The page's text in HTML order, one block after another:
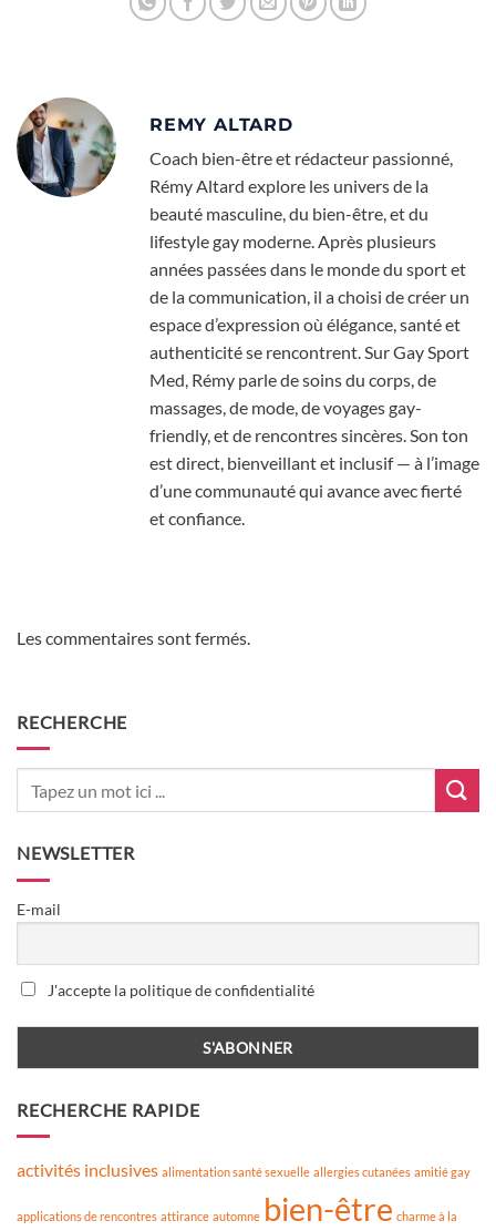
REMY ALTARD
Coach bien-être et rédacteur passionné,
Rémy Altard explore les univers de la
beauté masculine, du bien-être, et du
lifestyle gay moderne. Après plusieurs
années passées dans le monde du sport et
de la communication, il a choisi de créer un
espace d’expression où élégance, santé et
authenticité se rencontrent. Sur Gay Sport
Med, Rémy parle de soins du corps, de
massages, de mode, de voyages gay-
friendly, et de rencontres sincères. Son ton
est direct, bienveillant et inclusif — à l’image
d’une communauté qui avance avec fierté
et confiance.
Les commentaires sont fermés.
RECHERCHE
NEWSLETTER
E-mail
J'accepte la politique de confidentialité
RECHERCHE RAPIDE
activités inclusives alimentation santé sexuelle allergies cutanées amitié gay
applications de rencontres attirance automne bien-être charme à la